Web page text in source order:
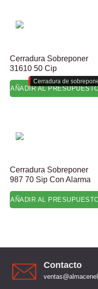
Cerradura Sobreponer
31610 50 Cip
AÑADIR AL
Cerradura Sobreponer
987 70 Sip Con Alarma
Cerradura de
AÑADIR AL
Contacto